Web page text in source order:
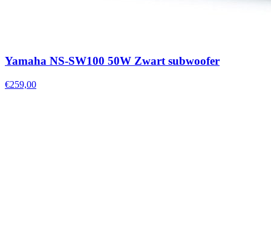
Yamaha NS-SW100 50W Zwart subwoofer
€259,00